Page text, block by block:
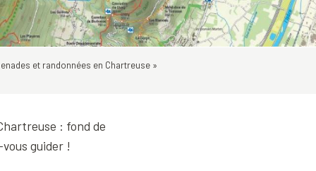
et randonnées en Chartreuse »
: fond de
guider !